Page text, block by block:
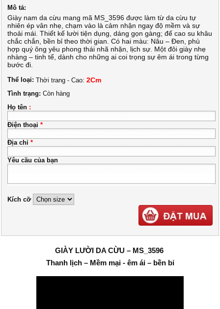
Mô tả:
Giày nam da cừu mang mã MS_3596 được làm từ da cừu tự
nhiên ép vân nhẹ, chạm vào là cảm nhận ngay độ mềm và sự
thoải mái. Thiết kế lười tiện dụng, dáng gọn gàng; đế cao su khâu
chắc chắn, bền bỉ theo thời gian. Có hai màu: Nâu – Đen, phù
hợp quý ông yêu phong thái nhã nhặn, lịch sự. Một đôi giày nhẹ
nhàng – tinh tế, dành cho những ai coi trọng sự êm ái trong từng
bước đi.
Thể loại: Thời trang - Cao: 2Cm
Tình trạng: Còn hàng
Họ tên :
Điện thoại *
Địa chỉ *
Yêu cầu của bạn
Kích cỡ
GIÀY LƯỜI DA CỪU – MS_3596
Thanh lịch – Mềm mại - êm ái – bền bỉ